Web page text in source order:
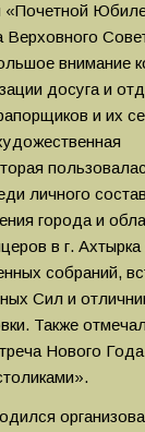
«Почетной
внимание
досуга и
и их
личного
города и
в г.
собраний,
Сил и
Также
Нового